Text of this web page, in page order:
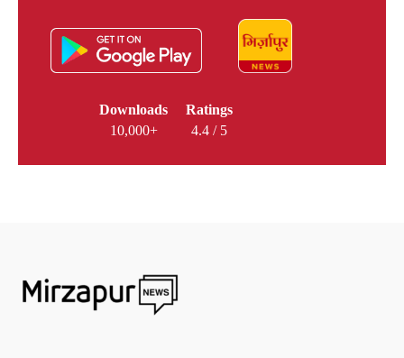
Downloads
10,000+
Ratings
4.4 / 5